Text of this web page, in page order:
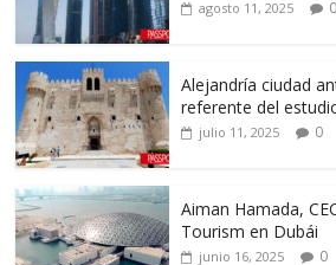
agosto 11, 2025 0
Alejandría ciudad
referente del
julio 11, 2025 0
Aiman Hamada,
Tourism en Dubái
junio 16, 2025 0